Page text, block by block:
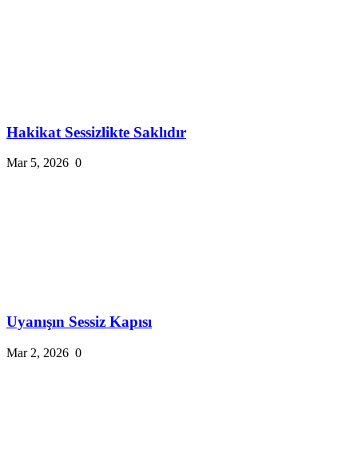
Hakikat Sessizlikte Saklıdır
Mar 5, 2026 0
Uyanışın Sessiz Kapısı
Mar 2, 2026 0